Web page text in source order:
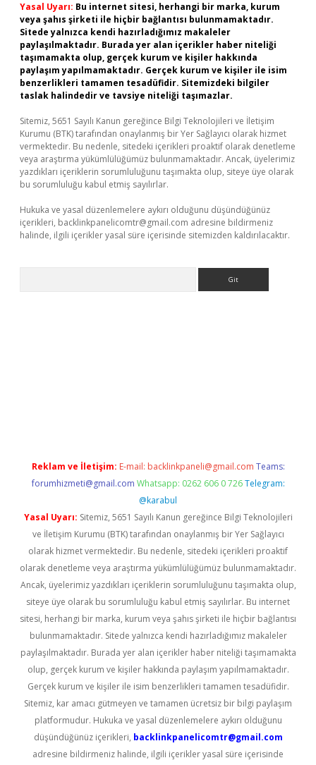
Yasal Uyarı: Bu internet sitesi, herhangi bir marka, kurum
veya şahıs şirketi ile hiçbir bağlantısı bulunmamaktadır.
Sitede yalnızca kendi hazırladığımız makaleler
paylaşılmaktadır. Burada yer alan içerikler haber niteliği
taşımamakta olup, gerçek kurum ve kişiler hakkında
paylaşım yapılmamaktadır. Gerçek kurum ve kişiler ile isim
benzerlikleri tamamen tesadüfidir. Sitemizdeki bilgiler
taslak halindedir ve tavsiye niteliği taşımazlar.
Sitemiz, 5651 Sayılı Kanun gereğince Bilgi Teknolojileri ve İletişim
Kurumu (BTK) tarafından onaylanmış bir Yer Sağlayıcı olarak hizmet
vermektedir. Bu nedenle, sitedeki içerikleri proaktif olarak denetleme
veya araştırma yükümlülüğümüz bulunmamaktadır. Ancak, üyelerimiz
yazdıkları içeriklerin sorumluluğunu taşımakta olup, siteye üye olarak
bu sorumluluğu kabul etmiş sayılırlar.
Hukuka ve yasal düzenlemelere aykırı olduğunu düşündüğünüz
içerikleri, backlinkpanelicomtr@gmail.com adresine bildirmeniz
halinde, ilgili içerikler yasal süre içerisinde sitemizden kaldırılacaktır.
Reklam ve İletişim: E-mail: backlinkpaneli@gmail.com Teams:
forumhizmeti@gmail.com Whatsapp: 0262 606 0 726 Telegram:
@karabul
Yasal Uyarı: Sitemiz, 5651 Sayılı Kanun gereğince Bilgi Teknolojileri
ve İletişim Kurumu (BTK) tarafından onaylanmış bir Yer Sağlayıcı
olarak hizmet vermektedir. Bu nedenle, sitedeki içerikleri proaktif
olarak denetleme veya araştırma yükümlülüğümüz bulunmamaktadır.
Ancak, üyelerimiz yazdıkları içeriklerin sorumluluğunu taşımakta olup,
siteye üye olarak bu sorumluluğu kabul etmiş sayılırlar. Bu internet
sitesi, herhangi bir marka, kurum veya şahıs şirketi ile hiçbir bağlantısı
bulunmamaktadır. Sitede yalnızca kendi hazırladığımız makaleler
paylaşılmaktadır. Burada yer alan içerikler haber niteliği taşımamakta
olup, gerçek kurum ve kişiler hakkında paylaşım yapılmamaktadır.
Gerçek kurum ve kişiler ile isim benzerlikleri tamamen tesadüfidir.
Sitemiz, kar amacı gütmeyen ve tamamen ücretsiz bir bilgi paylaşım
platformudur. Hukuka ve yasal düzenlemelere aykırı olduğunu
düşündüğünüz içerikleri, backlinkpanelicomtr@gmail.com
adresine bildirmeniz halinde, ilgili içerikler yasal süre içerisinde